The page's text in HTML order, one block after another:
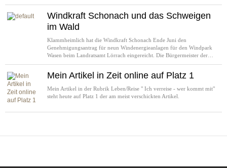
Windkraft Schonach und das Schweigen
im Wald
Klammheimlich hat die Windkraft Schonach Ende Juni den
Genehmigungsantrag für neun Windenergieanlagen für den Windpark
Wasen beim Landratsamt Lörrach eingereicht. Die Bürgermeister der…
Mein Artikel in Zeit online auf Platz 1
Mein Artikel in der Rubrik Leben/Reise " Ich verreise - wer kommt mit"
steht heute auf Platz 1 der am meist verschickten Artikel.